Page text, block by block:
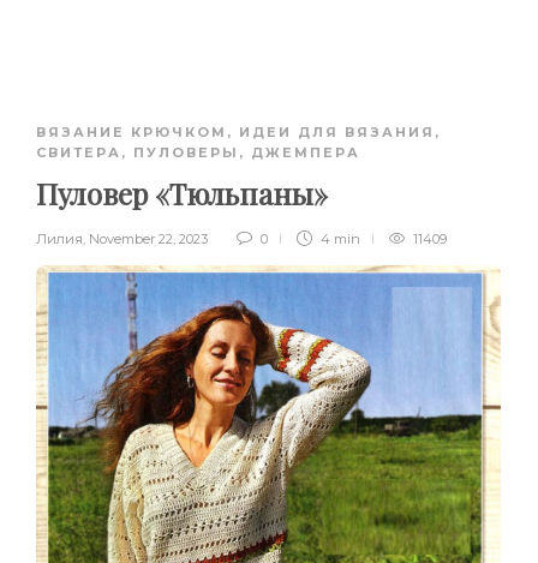
ВЯЗАНИЕ КРЮЧКОМ , ИДЕИ ДЛЯ ВЯЗАНИЯ ,
СВИТЕРА, ПУЛОВЕРЫ, ДЖЕМПЕРА
Пуловер «Тюльпаны»
Лилия, November 22, 2023 0 4 min 11409